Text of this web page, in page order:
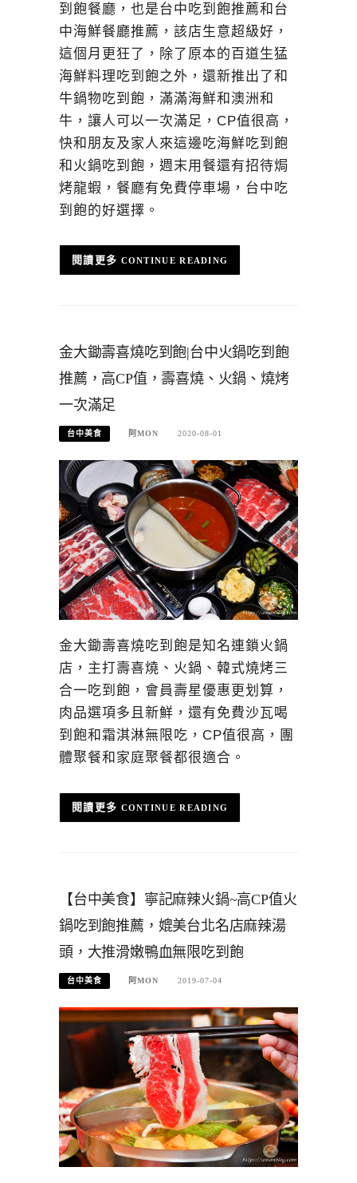
到飽餐廳，也是台中吃到飽推薦和台
中海鮮餐廳推薦，該店生意超級好，
這個月更狂了，除了原本的百道生猛
海鮮料理吃到飽之外，還新推出了和
牛鍋物吃到飽，滿滿海鮮和澳洲和
牛，讓人可以一次滿足，CP值很高，
快和朋友及家人來這邊吃海鮮吃到飽
和火鍋吃到飽，週末用餐還有招待焗
烤龍蝦，餐廳有免費停車場，台中吃
到飽的好選擇。
CONTINUE READING
金大鋤壽喜燒吃到飽|台中火鍋吃到飽
推薦，高CP值，壽喜燒、火鍋、燒烤
一次滿足
台中美食 阿MON 2020-08-01
金大鋤壽喜燒吃到飽是知名連鎖火鍋
店，主打壽喜燒、火鍋、韓式燒烤三
合一吃到飽，會員壽星優惠更划算，
肉品選項多且新鮮，還有免費沙瓦喝
到飽和霜淇淋無限吃，CP值很高，團
體聚餐和家庭聚餐都很適合。
CONTINUE READING
【台中美食】寧記麻辣火鍋~高CP值火
鍋吃到飽推薦，媲美台北名店麻辣湯
頭，大推滑嫩鴨血無限吃到飽
台中美食 阿MON 2019-07-04